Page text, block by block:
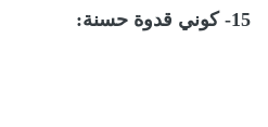
15- كوني قدوة حسنة: